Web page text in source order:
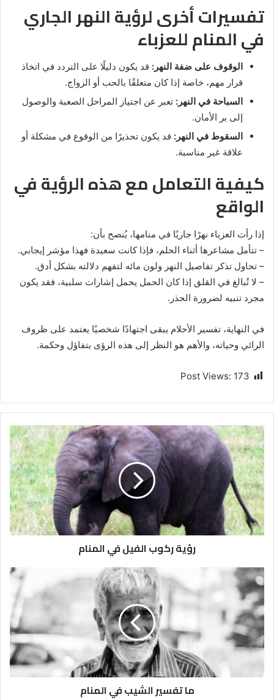
تفسيرات أخرى لرؤية النهر الجاري
في المنام للعزباء
الوقوف على ضفة النهر: قد يكون دليلًا على التردد في اتخاذ
قرار مهم، خاصة إذا كان متعلقًا بالحب أو الزواج.
السباحة في النهر: تعبر عن اجتياز المراحل الصعبة والوصول
إلى بر الأمان.
السقوط في النهر: قد يكون تحذيرًا من الوقوع في مشكلة أو
علاقة غير مناسبة.
كيفية التعامل مع هذه الرؤية في
الواقع
إذا رأت العزباء نهرًا جاريًا في منامها، يُنصح بأن:
– تتأمل مشاعرها أثناء الحلم، فإذا كانت سعيدة فهذا مؤشر إيجابي.
– تحاول تذكر تفاصيل النهر ولون مائه لتفهم دلالته بشكل أدق.
– لا تُبالغ في القلق إذا كان الحمل يحمل إشارات سلبية، فقد يكون
مجرد تنبيه لضرورة الحذر.
في النهاية، تفسير الأحلام يبقى اجتهادًا شخصيًا يعتمد على ظروف
الرائي وحياته، والأهم هو النظر إلى هذه الرؤى بتفاؤل وحكمة.
Post Views: 173
رؤية ركوب الفيل في المنام
ما تفسير الشيب في المنام